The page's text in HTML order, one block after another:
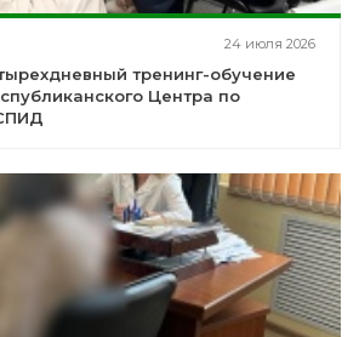
24 июля 2026
тренинг-обучение
Центра по